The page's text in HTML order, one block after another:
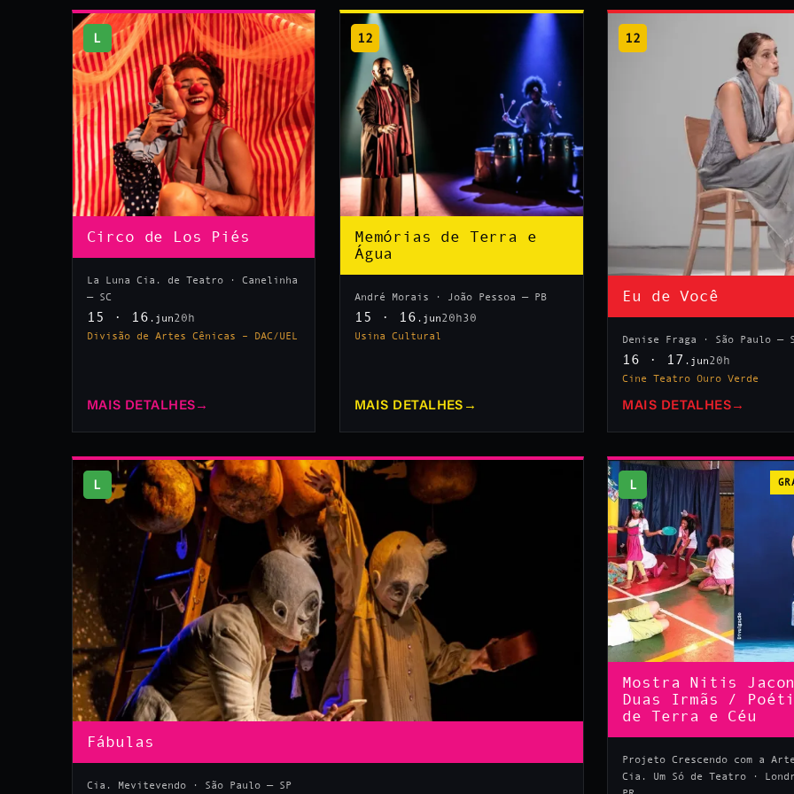
L
Circo de Los Piés
La Luna Cia. de Teatro · Canelinha
— SC
15 · 16 .jun20h
Divisão de Artes Cênicas – DAC/UEL
MAIS DETALHES →
12
Memórias de Terra e
Água
André Morais · João Pessoa — PB
15 · 16 .jun20h30
Usina Cultural
MAIS DETALHES →
12
Eu de Você
Denise Fraga · São Paulo —
16 · 17 .jun20h
Cine Teatro Ouro Verde
MAIS DETALHES →
L
Fábulas
Cia. Mevitevendo · São Paulo — SP
L
Mostra Nitis
Duas Irmãs /
de Terra e Céu
Projeto Crescendo com a
Cia. Um Só de Teatro ·